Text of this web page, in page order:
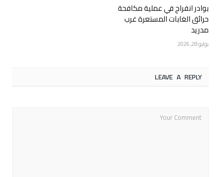
بوادر انفراج في عملية مكافحة
حرائق الغابات المستعرة غرب
مدريد
يوليو 28, 2026
LEAVE A REPLY